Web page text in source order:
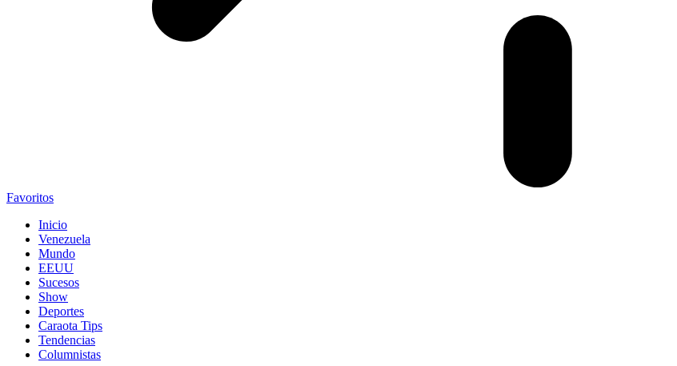
Favoritos
Inicio
Venezuela
Mundo
EEUU
Sucesos
Show
Deportes
Caraota Tips
Tendencias
Columnistas